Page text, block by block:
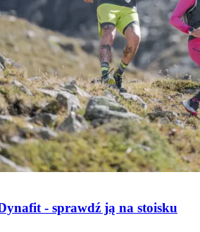
- sprawdź ją na stoisku